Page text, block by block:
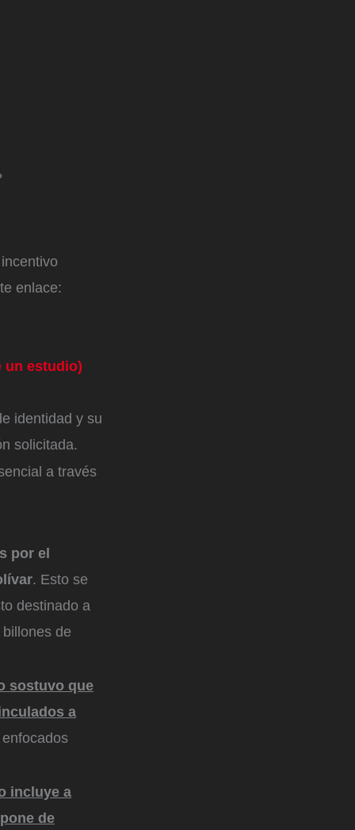
enlace:
un estudio)
identidad y su
solicitada.
a través
por el
. Esto se
destinado a
de
sostuvo que
a
incluye a
de